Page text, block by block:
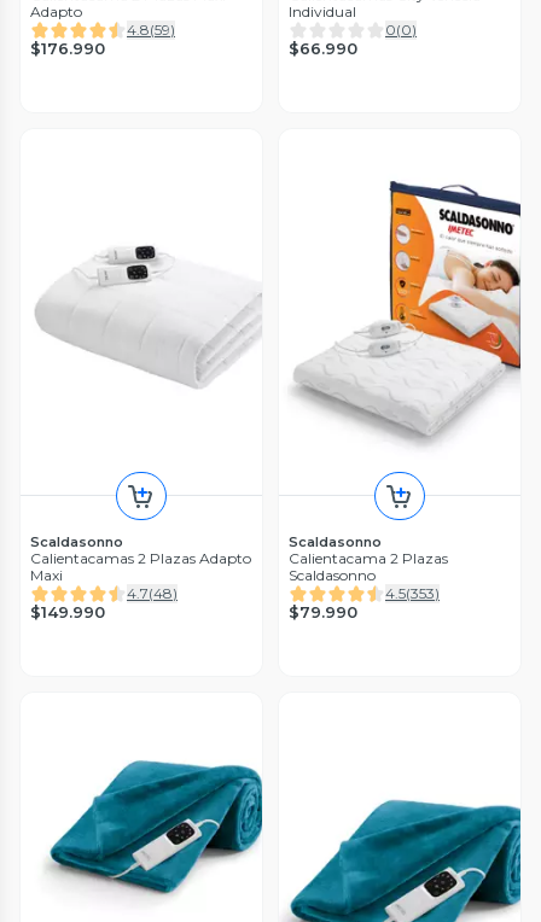
Adapto
4.8(59)
$176.990
Individual
0(0)
$66.990
Scaldasonno
Calientacamas 2 Plazas Adapto
Maxi
4.7(48)
$149.990
Scaldasonno
Calientacama 2 Plazas
Scaldasonno
4.5(353)
$79.990